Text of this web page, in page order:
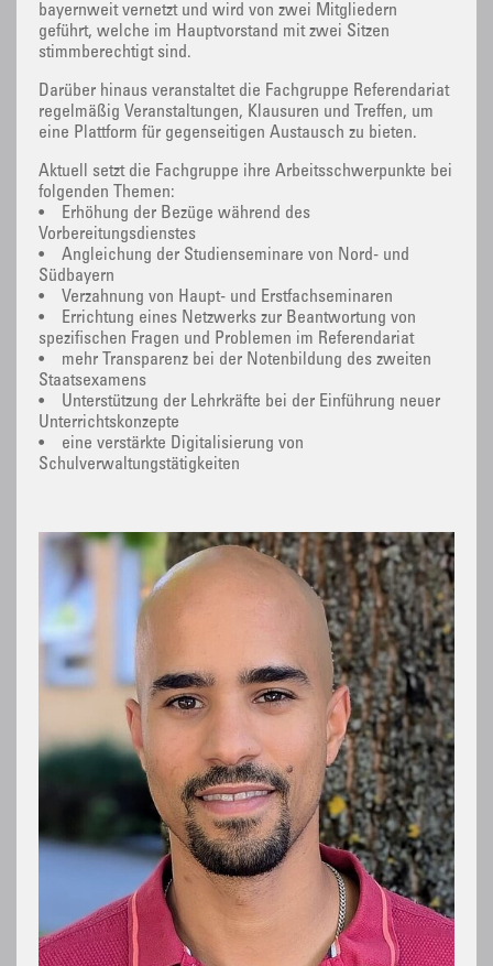
bayernweit vernetzt und wird von zwei Mitgliedern
geführt, welche im Hauptvorstand mit zwei Sitzen
stimmberechtigt sind.
Darüber hinaus veranstaltet die Fachgruppe Referendariat
regelmäßig Veranstaltungen, Klausuren und Treffen, um
eine Plattform für gegenseitigen Austausch zu bieten.
Aktuell setzt die Fachgruppe ihre Arbeitsschwerpunkte bei
folgenden Themen:
• Erhöhung der Bezüge während des
Vorbereitungsdienstes
• Angleichung der Studienseminare von Nord- und
Südbayern
• Verzahnung von Haupt- und Erstfachseminaren
• Errichtung eines Netzwerks zur Beantwortung von
spezifischen Fragen und Problemen im Referendariat
• mehr Transparenz bei der Notenbildung des zweiten
Staatsexamens
• Unterstützung der Lehrkräfte bei der Einführung neuer
Unterrichtskonzepte
• eine verstärkte Digitalisierung von
Schulverwaltungstätigkeiten